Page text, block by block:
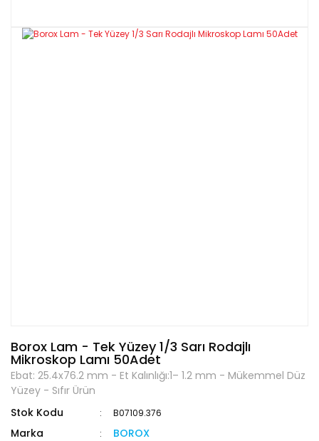
Borox Lam - Tek Yüzey 1/3 Sarı Rodajlı
Mikroskop Lamı 50Adet
Ebat: 25.4x76.2 mm - Et Kalınlığı:1– 1.2 mm - Mükemmel Düz
Yüzey - Sıfır Ürün
Stok Kodu
B07109.376
Marka BOROX